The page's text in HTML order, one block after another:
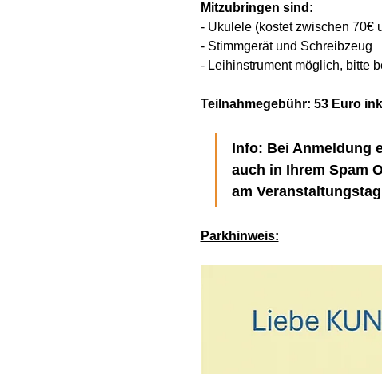
Mitzubringen sind:
- Ukulele (kostet zwischen 70€
- Stimmgerät und Schreibzeug
- Leihinstrument möglich, bitte
Teilnahmegebühr: 53 Euro
Info: Bei Anmeldung
auch in Ihrem Spam
am
Parkhinweis: